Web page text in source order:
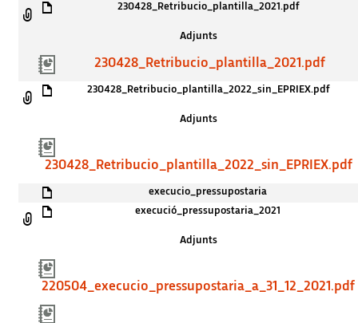
230428_Retribucio_plantilla_2021.pdf
Adjunts
230428_Retribucio_plantilla_2021.pdf
230428_Retribucio_plantilla_2022_sin_EPRIEX.pdf
Adjunts
230428_Retribucio_plantilla_2022_sin_EPRIEX.pdf
execucio_pressupostaria
execució_pressupostaria_2021
Adjunts
220504_execucio_pressupostaria_a_31_12_2021.pdf